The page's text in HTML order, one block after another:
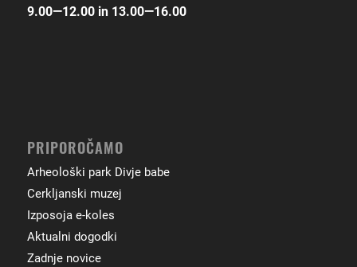
9.00―12.00 in 13.00―16.00
PRIPOROČAMO
Arheološki park Divje babe
Cerkljanski muzej
Izposoja e-koles
Aktualni dogodki
Zadnje novice